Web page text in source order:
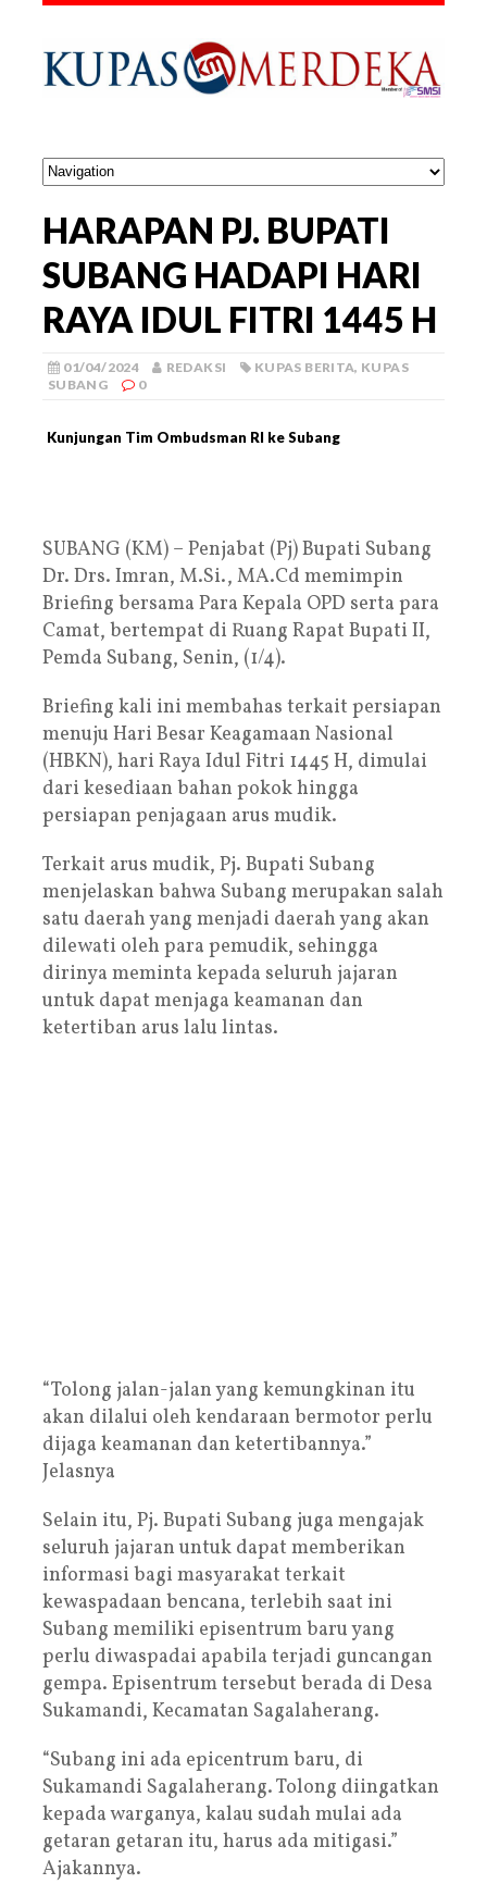
HARAPAN PJ. BUPATI
SUBANG HADAPI HARI
RAYA IDUL FITRI 1445 H
01/04/2024 REDAKSI KUPAS BERITA, KUPAS
SUBANG
0
Kunjungan Tim Ombudsman RI ke Subang
SUBANG (KM) – Penjabat (Pj) Bupati Subang
Dr. Drs. Imran, M.Si., MA.Cd memimpin
Briefing bersama Para Kepala OPD serta para
Camat, bertempat di Ruang Rapat Bupati II,
Pemda Subang, Senin, (1/4).
Briefing kali ini membahas terkait persiapan
menuju Hari Besar Keagamaan Nasional
(HBKN), hari Raya Idul Fitri 1445 H, dimulai
dari kesediaan bahan pokok hingga
persiapan penjagaan arus mudik.
Terkait arus mudik, Pj. Bupati Subang
menjelaskan bahwa Subang merupakan salah
satu daerah yang menjadi daerah yang akan
dilewati oleh para pemudik, sehingga
dirinya meminta kepada seluruh jajaran
untuk dapat menjaga keamanan dan
ketertiban arus lalu lintas.
“Tolong jalan-jalan yang kemungkinan itu
akan dilalui oleh kendaraan bermotor perlu
dijaga keamanan dan ketertibannya.”
Jelasnya
Selain itu, Pj. Bupati Subang juga mengajak
seluruh jajaran untuk dapat memberikan
informasi bagi masyarakat terkait
kewaspadaan bencana, terlebih saat ini
Subang memiliki episentrum baru yang
perlu diwaspadai apabila terjadi guncangan
gempa. Episentrum tersebut berada di Desa
Sukamandi, Kecamatan Sagalaherang.
“Subang ini ada epicentrum baru, di
Sukamandi Sagalaherang. Tolong diingatkan
kepada warganya, kalau sudah mulai ada
getaran getaran itu, harus ada mitigasi.”
Ajakannya.